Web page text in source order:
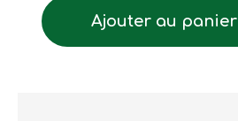
Ajouter au panier